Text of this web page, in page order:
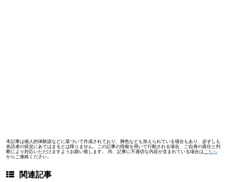
本記事は個人的体験談などに基づいて作成されており、脚色なども加えられている場合もあり、必ずしも
各読者の状況にあてはまるとは限りません。この記事の情報を用いて行動される場合、ご自身の責任と判
断により対応いただけますようお願い致します。 尚、記事に不適切な内容が含まれている場合は こちら
からご連絡ください。
関連記事